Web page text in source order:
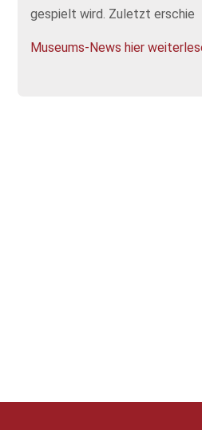
gespielt wird. Zuletzt erschie
Museums-News hier